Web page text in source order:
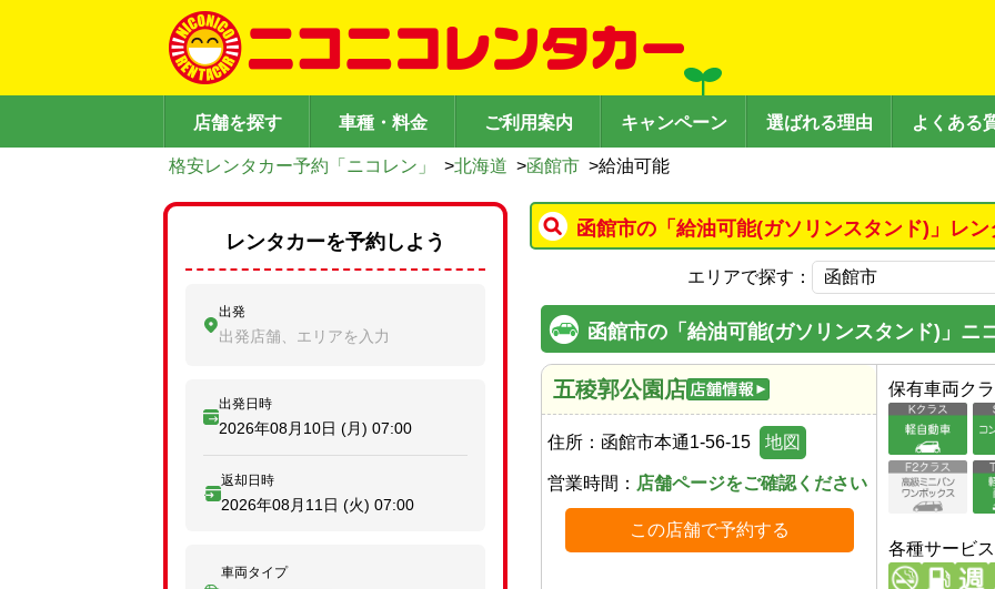
店舗を探す 車種・料金 ご利用案内 キャンペーン 選ばれる理由 よくある
格安レンタカー予約「ニコレン」 >北海道 >函館市 >給油可能
函館市の「給油可能(ガソリンスタンド)」レ
エリアで探す：
函館市の「給油可能(ガソリンスタンド)」ニ
五稜郭公園店
住所： 函館市本通1-56-15 地図
営業時間： 店舗ページをご確認ください
この店舗で予約する
保有車両ク
各種サービス
レンタカーを予約しよう
出発
出発店舗、エリアを入力
出発日時
2026年08月10日 (月) 07:00
返却日時
2026年08月11日 (火) 07:00
車両タイプ